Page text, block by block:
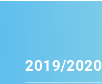
2019/2020